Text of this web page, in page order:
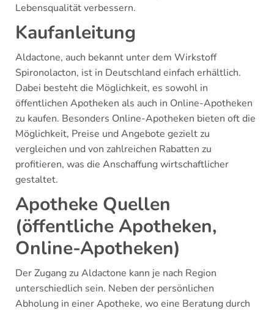
Lebensqualität verbessern.
Kaufanleitung
Aldactone, auch bekannt unter dem Wirkstoff
Spironolacton, ist in Deutschland einfach erhältlich.
Dabei besteht die Möglichkeit, es sowohl in
öffentlichen Apotheken als auch in Online-Apotheken
zu kaufen. Besonders Online-Apotheken bieten oft die
Möglichkeit, Preise und Angebote gezielt zu
vergleichen und von zahlreichen Rabatten zu
profitieren, was die Anschaffung wirtschaftlicher
gestaltet.
Apotheke Quellen
(öffentliche Apotheken,
Online-Apotheken)
Der Zugang zu Aldactone kann je nach Region
unterschiedlich sein. Neben der persönlichen
Abholung in einer Apotheke, wo eine Beratung durch